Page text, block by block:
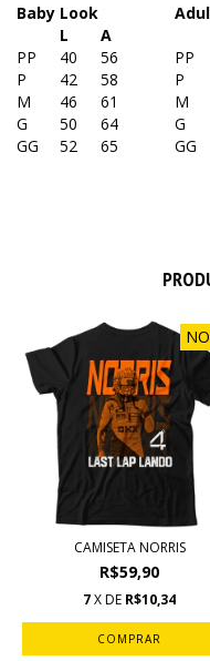
Baby Look
L
A
PP
40 56 PP
P
42 58 P
M
46 61 M
G
50 64 G
GG
52 65 GG
CAMISETA NORRIS
R$59,90
7X DE R$10,34
COMPRAR